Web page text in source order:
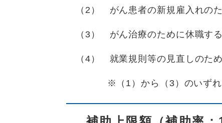
（2） がん患者の新規雇入れの
（3） がん治療のために休職する
（4） 就業規則等の見直しのた
※（1）から（3）のいずれか